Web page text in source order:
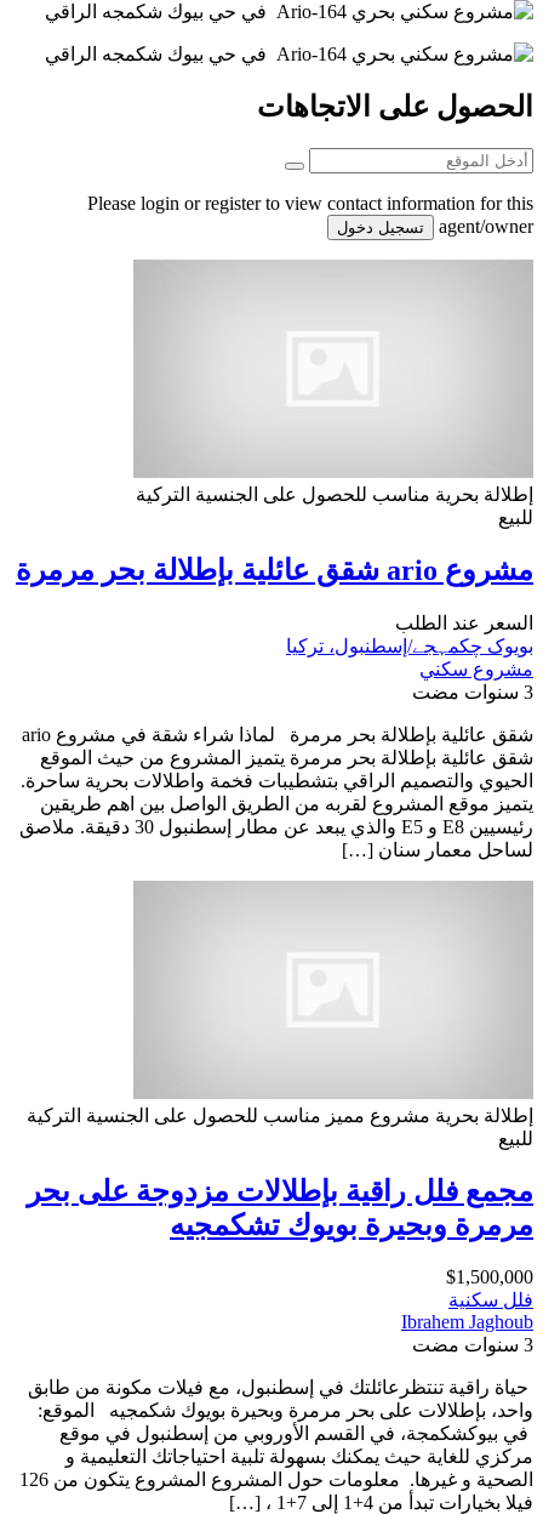
الحصول على الاتجاهات
Please login or register to view contact information for this
agent/owner
تسجيل دخول
إطلالة بحرية مناسب للحصول على الجنسية التركية
للبيع
مشروع ario شقق عائلية بإطلالة بحر مرمرة
السعر عند الطلب
بویوک چکمہجے/إسطنبول، تركيا
مشروع سكني
3 سنوات مضت
شقق عائلية بإطلالة بحر مرمرة لماذا شراء شقة في مشروع ario
شقق عائلية بإطلالة بحر مرمرة يتميز المشروع من حيث الموقع
الحيوي والتصميم الراقي بتشطيبات فخمة واطلالات بحرية ساحرة.
يتميز موقع المشروع لقربه من الطريق الواصل بين اهم طريقين
رئيسيين E8 و E5 والذي يبعد عن مطار إسطنبول 30 دقيقة. ملاصق
لساحل معمار سنان […]
إطلالة بحرية مشروع مميز مناسب للحصول على الجنسية التركية
للبيع
مجمع فلل راقية بإطلالات مزدوجة على بحر
مرمرة وبحيرة بويوك تشكمجيه
$1,500,000
فلل سكنية
Ibrahem Jaghoub
3 سنوات مضت
حياة راقية تنتظرعائلتك في إسطنبول، مع فيلات مكونة من طابق
واحد، بإطلالات على بحر مرمرة وبحيرة بويوك شكمجيه الموقع:
في بيوكشكمجة، في القسم الأوروبي من إسطنبول في موقع
مركزي للغاية حيث يمكنك بسهولة تلبية احتياجاتك التعليمية و
الصحية و غيرها. معلومات حول المشروع المشروع يتكون من 126
فيلا بخيارات تبدأ من 4+1 إلى 7+1 ، […]